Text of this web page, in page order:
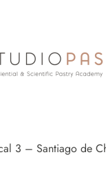
3 – Santiago de